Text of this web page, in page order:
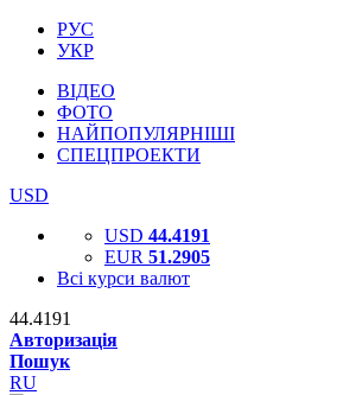
РУС
УКР
ВІДЕО
ФОТО
НАЙПОПУЛЯРНІШІ
СПЕЦПРОЕКТИ
USD
USD 44.4191
EUR 51.2905
Всі курси валют
44.4191
Авторизація
Пошук
RU